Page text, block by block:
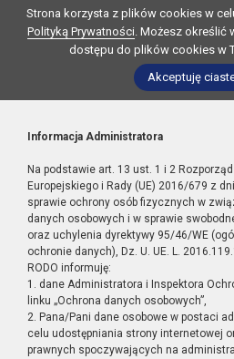
Strona korzysta z plików cookies w
Polityką Prywatności. Możesz określić
dostępu do plików cookies w
Akceptuję
Informacja Administratora
Na podstawie art. 13 ust. 1 i 2
Europejskiego i Rady (UE) 2016/679 z
sprawie ochrony osób fizycznych w
danych osobowych i w sprawie
oraz uchylenia dyrektywy 95/46/WE
ochronie danych), Dz. U. UE. L.
RODO informuję:
1. dane Administratora i Inspektora
linku „Ochrona danych osobowych”,
2. Pana/Pani dane osobowe w postaci
celu udostępniania strony internetowej
prawnych spoczywających na